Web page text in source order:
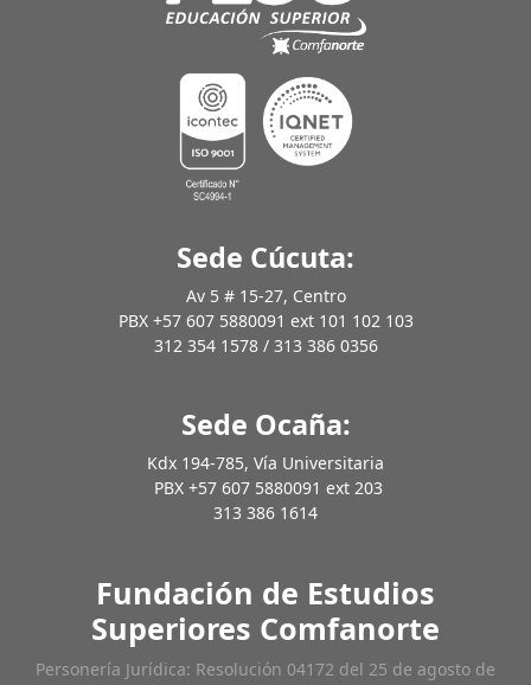
Sede Cúcuta:
Av 5 # 15-27, Centro
PBX +57 607 5880091 ext 101 102 103
312 354 1578 / 313 386 0356
Sede Ocaña:
Kdx 194-785, Vía Universitaria
PBX +57 607 5880091 ext 203
313 386 1614
Fundación de Estudios
Superiores Comfanorte
Personería Jurídica: Resolución 04172 del 25 de agosto de